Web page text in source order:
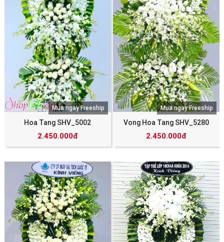
Hoa Tang SHV_5002
2.450.000đ
Mua ngay Freeship
Vong Hoa Tang SHV_5280
2.450.000đ
Mua ngay Freeship